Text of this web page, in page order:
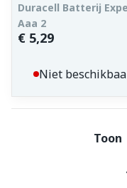
Duracell Batterij
Aaa 2
€ 5,29
Niet
Toon